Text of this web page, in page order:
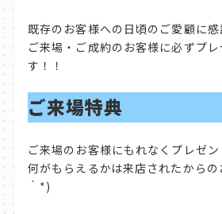
既存のお客様への日頃のご愛顧に
ご来場・ご成約のお客様に必ずプ
す！！
ご来場特典
ご来場のお客様にもれなくプレゼ
何がもらえるかは来店されたから
｀*)